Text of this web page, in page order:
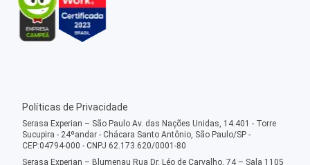
Políticas de Privacidade
Serasa Experian – São Paulo Av. das Nações Unidas, 14.401 - Torre
Sucupira - 24ºandar - Chácara Santo Antônio, São Paulo/SP -
CEP:04794-000 - CNPJ 62.173.620/0001-80
Serasa Experian – Blumenau Rua Dr. Léo de Carvalho, 74 – Sala 1105